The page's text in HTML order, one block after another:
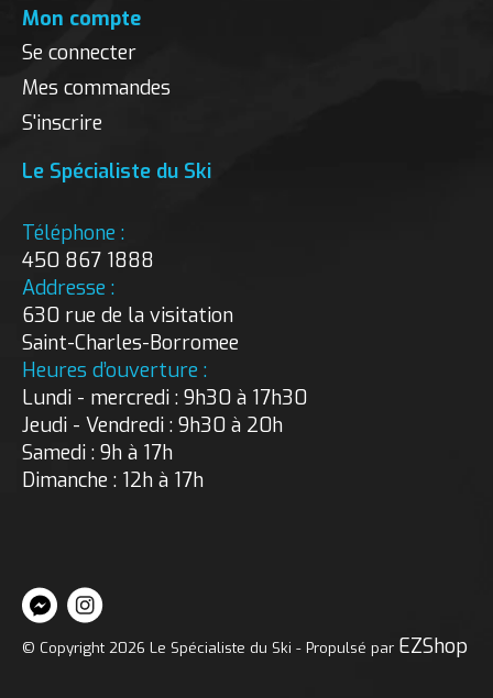
Mon compte
Se connecter
Mes commandes
S'inscrire
Le Spécialiste du Ski
Téléphone :
450 867 1888
Addresse :
630 rue de la visitation
Saint-Charles-Borromee
Heures d’ouverture :
Lundi - mercredi : 9h30 à 17h30
Jeudi - Vendredi : 9h30 à 20h
Samedi : 9h à 17h
Dimanche : 12h à 17h
© Copyright 2026 Le Spécialiste du Ski - Propulsé par EZShop